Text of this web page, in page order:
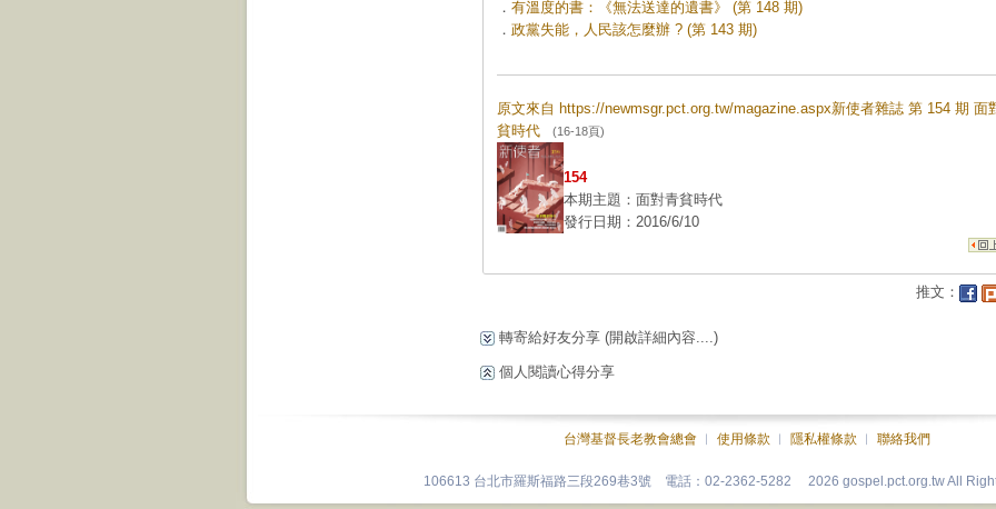
． 有溫度的書：《無法送達的遺書》 (第 148 期)
． 政黨失能，人民該怎麼辦 ? (第 143 期)
原文來自 https://newmsgr.pct.org.tw/magazine.aspx新使者雜誌 第 154 期 面
貧時代 (16-18頁)
154
本期主題：面對青貧時代
發行日期：2016/6/10
推文：
轉寄給好友分享 (開啟詳細內容....)
個人閱讀心得分享
台灣基督長老教會總會 ︱ 使用條款 ︱ 隱私權條款 ︱ 聯絡我們
106613 台北市羅斯福路三段269巷3號 電話：02-2362-5282 2026 gospel.pct.org.tw All